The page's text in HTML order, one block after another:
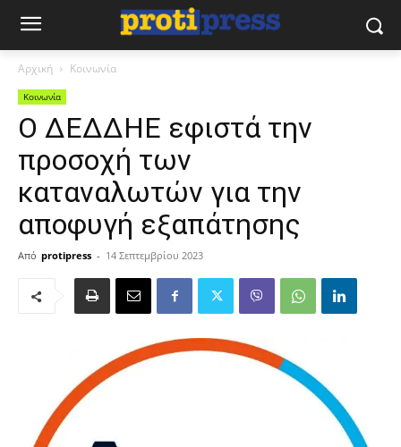
Αρχική Κοινωνία
Κοινωνία
Ο ΔΕΔΔΗΕ εφιστά την
προσοχή των
καταναλωτών για την
αποφυγή εξαπάτησης
Από protipress - 14 Σεπτεμβρίου 2023